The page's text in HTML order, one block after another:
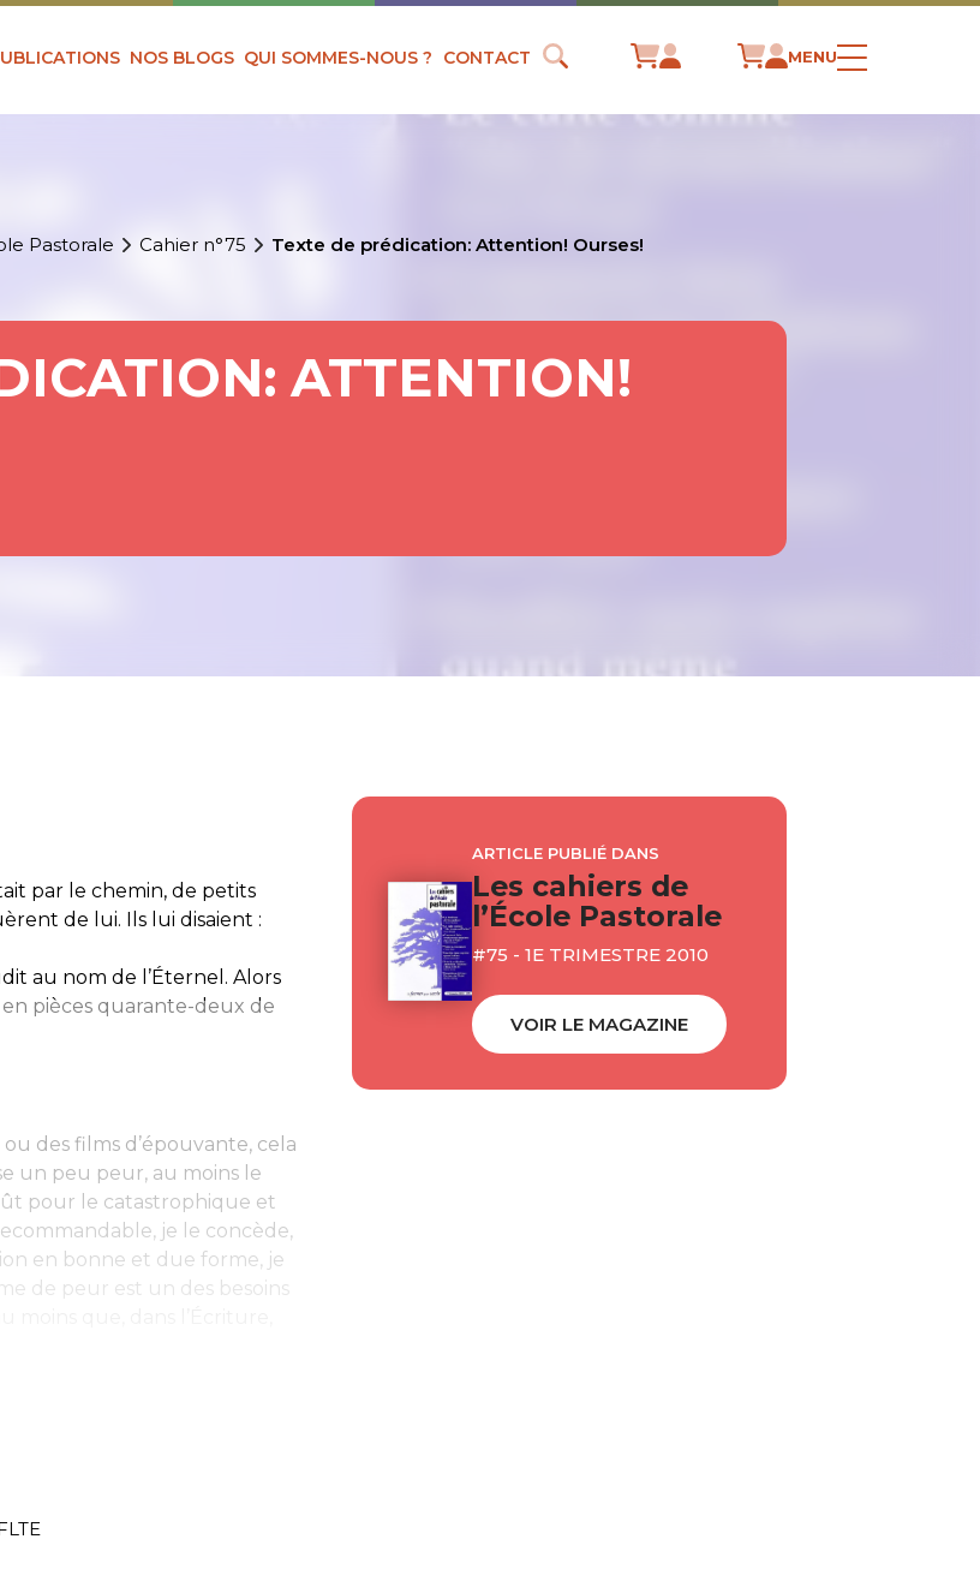
NOS BLOGS QUI SOMMES-NOUS ? CONTACT MENU
Pastorale Cahier n°75 Texte de prédication: Attention! Ourses!
ATTENTION!
par le chemin, de petits
de lui. Ils lui disaient :
au nom de l’Éternel. Alors
pièces quarante-deux de
des films d’épouvante, cela
un peu peur, au moins le
pour le catastrophique et
je le concède,
en bonne et due forme, je
de peur est un des besoins
ARTICLE PUBLIÉ DANS
Les cahiers de
l’École Pastorale
#75 - 1E TRIMESTRE 2010
VOIR LE MAGAZINE